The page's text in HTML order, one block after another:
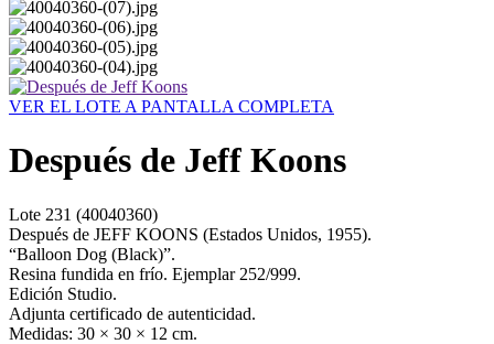
VER EL LOTE A PANTALLA COMPLETA
Después de Jeff Koons
Lote 231 (40040360)
Después de JEFF KOONS (Estados Unidos, 1955).
“Balloon Dog (Black)”.
Resina fundida en frío. Ejemplar 252/999.
Edición Studio.
Adjunta certificado de autenticidad.
Medidas: 30 × 30 × 12 cm.